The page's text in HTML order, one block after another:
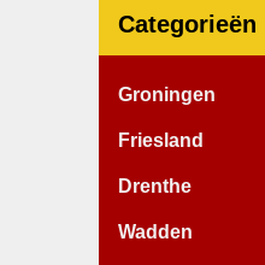
Categorieën
Groningen
Friesland
Drenthe
Wadden